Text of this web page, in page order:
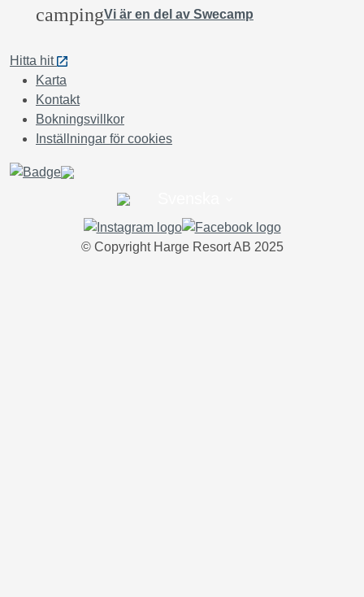
campingVi är en del av Swecamp
Hitta hit
Karta
Kontakt
Bokningsvillkor
Inställningar för cookies
© Copyright Harge Resort AB 2025